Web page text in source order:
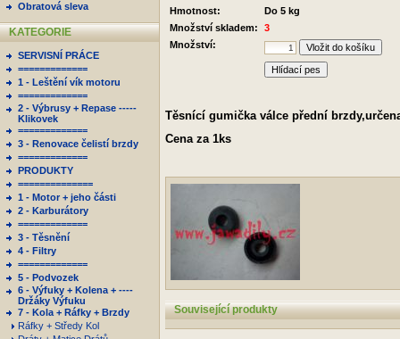
Obratová sleva
KATEGORIE
SERVISNÍ PRÁCE
=============
1 - Leštění vík motoru
=============
2 - Výbrusy + Repase -----
Klikovek
=============
3 - Renovace čelistí brzdy
=============
PRODUKTY
==============
1 - Motor + jeho části
2 - Karburátory
=============
3 - Těsnění
4 - Filtry
=============
5 - Podvozek
6 - Výfuky + Kolena + ----
Držáky Výfuku
7 - Kola + Ráfky + Brzdy
Ráfky + Středy Kol
Hmotnost:
Do 5 kg
Množství skladem:
3
Množství:
Hlídací pes
Těsnící gumička válce přední
Cena za 1ks
Související produkty